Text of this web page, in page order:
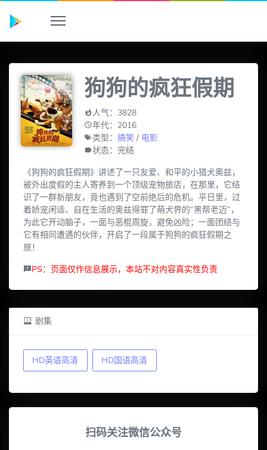
狗狗的疯狂假期
人气：3828
年代：2016
类型： 搞笑/ 电影
状态：完结
《狗狗的疯狂假期》讲述了一只友爱、和平的小猎犬奥兹，
被外出度假的主人寄养到一个顶级宠物旅店，在那里，它结
识了一群新朋友，竟也遇到了空前绝后的危机。平日里，过
着娇宠闲适、自在生活的奥兹得罪了萌犬界的“黑帮老迈”，
为此它开动脑子，一面与恶棍周旋，避免凶险；一面团结与
它有相同遭遇的伙伴，开启了一段属于狗狗的疯狂假期之
旅！
PS：页面仅作信息展示，本站不对内容真实性负责
剧集
HD英语高清 HD国语高清
扫码关注微信公众号